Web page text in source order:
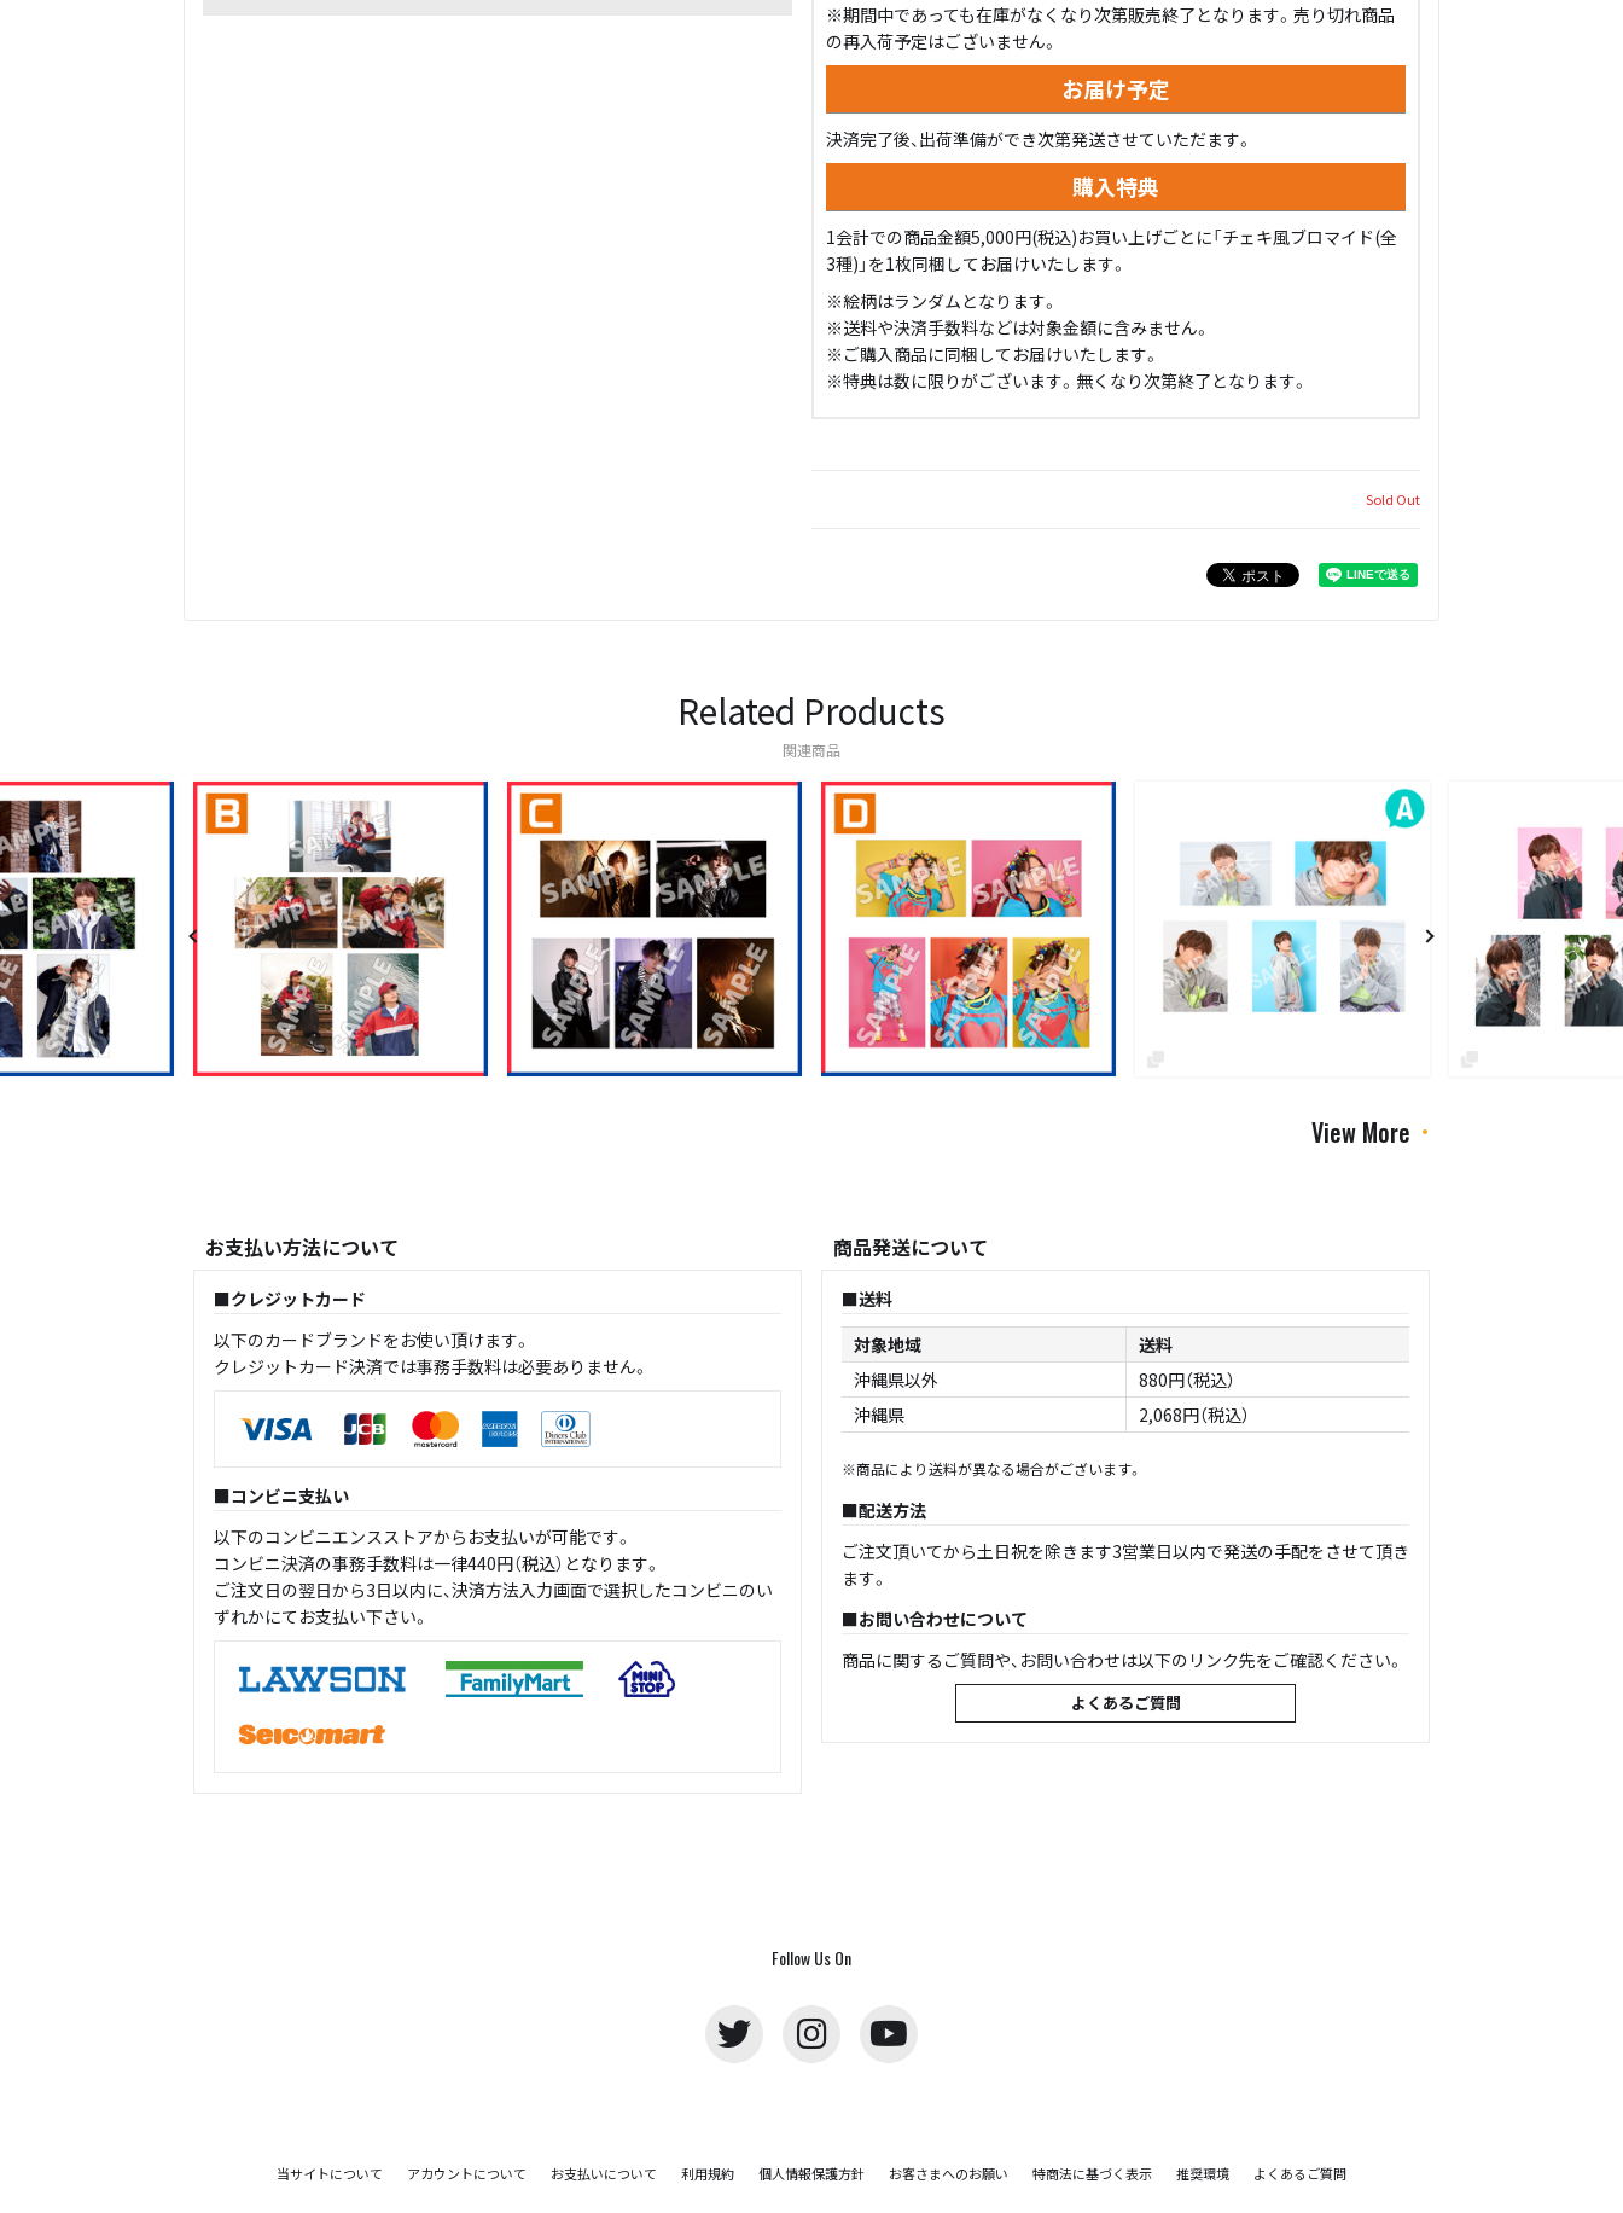
※期間中であっても在庫がなくなり次第販売終了となります。売り切れ商品
の再入荷予定はございません。
お届け予定
決済完了後、出荷準備ができ次第発送させていただます。
購入特典
1会計での商品金額5,000円(税込)お買い上げごとに「チェキ風ブロマイド(全
3種)」を1枚同梱してお届けいたします。
※絵柄はランダムとなります。
※送料や決済手数料などは対象金額に含みません。
※ご購入商品に同梱してお届けいたします。
※特典は数に限りがございます。無くなり次第終了となります。
Sold Out
Related Products
関連商品
View More
お支払い方法について
クレジットカード
以下のカードブランドをお使い頂けます。
クレジットカード決済では事務手数料は必要ありません。
コンビニ支払い
以下のコンビニエンスストアからお支払いが可能です。
コンビニ決済の事務手数料は一律440円（税込）となります。
ご注文日の翌日から3日以内に、決済方法入力画面で選択したコンビニのい
ずれかにてお支払い下さい。
商品発送について
送料
対象地域
送料
沖縄県以外
880円（税込）
沖縄県
2,068円（税込）
※商品により送料が異なる場合がございます。
配送方法
ご注文頂いてから土日祝を除きます3営業日以内で発送の手配をさせて頂き
ます。
お問い合わせについて
商品に関するご質問や、お問い合わせは以下のリンク先をご確認ください。
よくあるご質問
Follow Us On
当サイトについて アカウントについて お支払いについて 利用規約 個人情報保護方針 お客さまへのお願い 特商法に基づく表示 推奨環境 よくあるご質問